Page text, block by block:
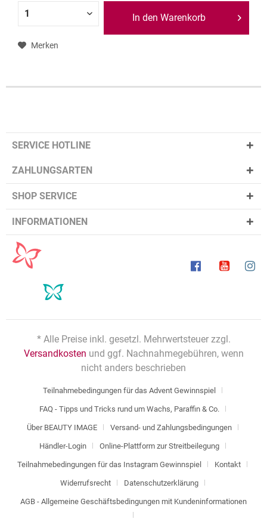
In den Warenkorb
Merken
SERVICE HOTLINE
ZAHLUNGSARTEN
SHOP SERVICE
INFORMATIONEN
* Alle Preise inkl. gesetzl. Mehrwertsteuer zzgl.
Versandkosten und ggf. Nachnahmegebühren, wenn
nicht anders beschrieben
Teilnahmebedingungen für das Advent Gewinnspiel
FAQ - Tipps und Tricks rund um Wachs, Paraffin & Co.
Über BEAUTY IMAGE Versand- und Zahlungsbedingungen
Händler-Login Online-Plattform zur Streitbeilegung
Teilnahmebedingungen für das Instagram Gewinnspiel Kontakt
Widerrufsrecht Datenschutzerklärung
AGB - Allgemeine Geschäftsbedingungen mit Kundeninformationen